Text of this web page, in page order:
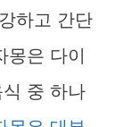
하고 간단
몽은 다이
중 하나